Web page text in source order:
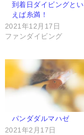
到着日ダイビングとい
えば糸満！
2021年12月17日
ファンダイビング
パンダダルマハゼ
2021年2月17日